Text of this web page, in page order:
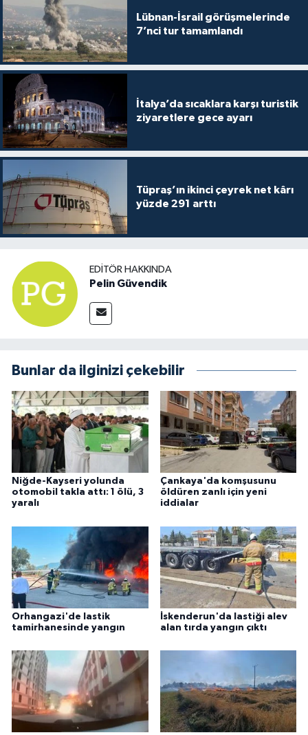
Lübnan-İsrail görüşmelerinde
7’nci tur tamamlandı
İtalya’da sıcaklara karşı turistik
ziyaretlere gece ayarı
Tüpraş’ın ikinci çeyrek net kârı
yüzde 291 arttı
EDITÖR HAKKINDA
Pelin Güvendik
Bunlar da ilginizi çekebilir
Niğde-Kayseri yolunda
otomobil takla attı: 1 ölü, 3
yaralı
Çankaya'da komşusunu
öldüren zanlı için yeni
iddialar
Orhangazi'de lastik
tamirhanesinde yangın
İskenderun'da lastiği alev
alan tırda yangın çıktı